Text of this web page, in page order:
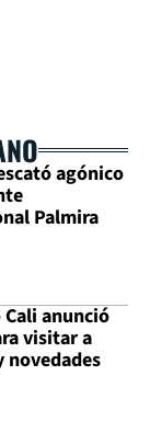
agónico
Palmira
anunció
visitar a
novedades